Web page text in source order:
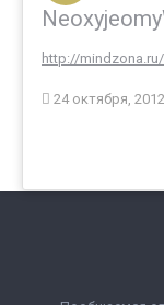
http://mindzona.ru/
24 октября, 2012